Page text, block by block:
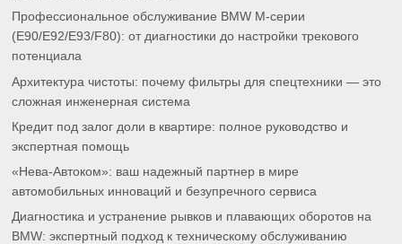
Профессиональное обслуживание BMW M-серии
(E90/E92/E93/F80): от диагностики до настройки трекового
потенциала
Архитектура чистоты: почему фильтры для спецтехники — это
сложная инженерная система
Кредит под залог доли в квартире: полное руководство и
экспертная помощь
«Нева-Автоком»: ваш надежный партнер в мире
автомобильных инноваций и безупречного сервиса
Диагностика и устранение рывков и плавающих оборотов на
BMW: экспертный подход к техническому обслуживанию